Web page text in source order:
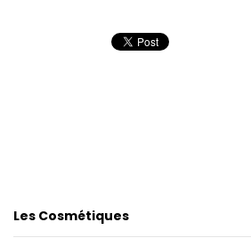
Les Cosmétiques